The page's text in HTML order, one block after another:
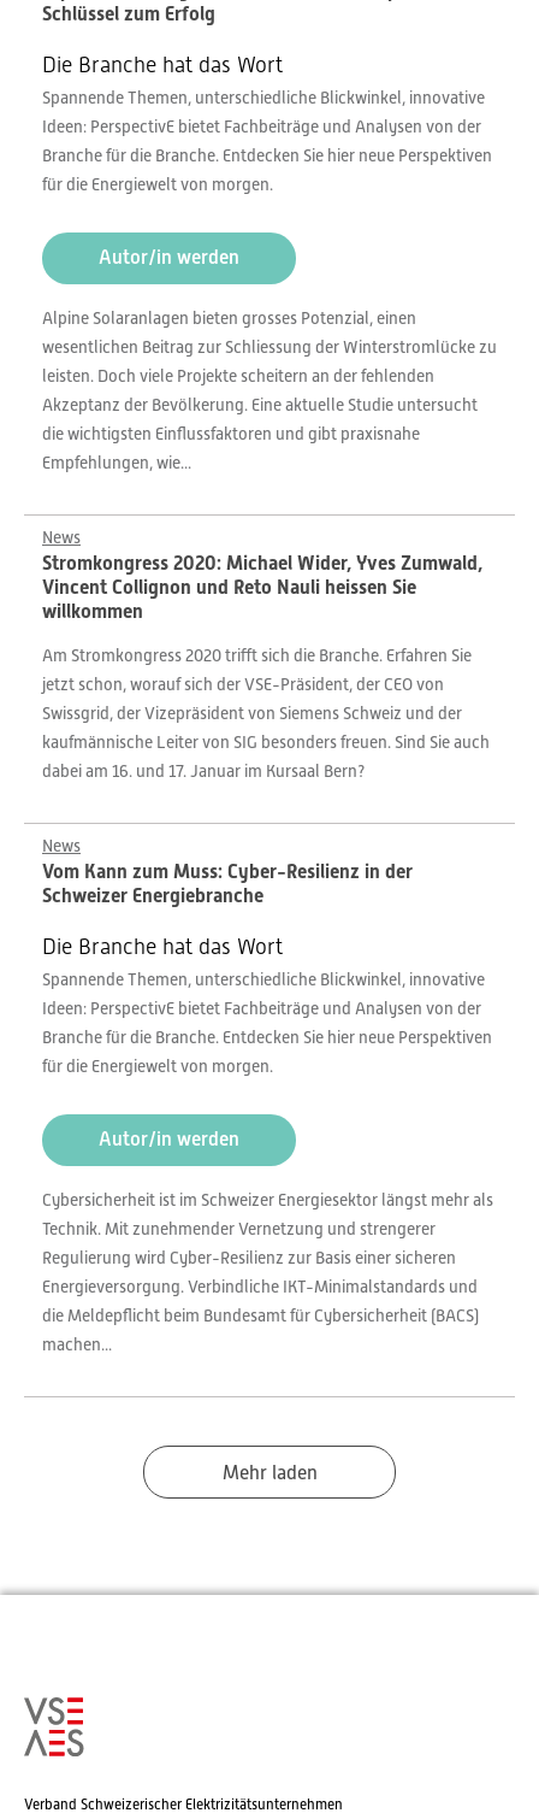
Schlüssel zum Erfolg
Die Branche hat das Wort
Spannende Themen, unterschiedliche Blickwinkel, innovative
Ideen: PerspectivE bietet Fachbeiträge und Analysen von der
Branche für die Branche. Entdecken Sie hier neue Perspektiven
für die Energiewelt von morgen.
Autor/in werden
Alpine Solaranlagen bieten grosses Potenzial, einen
wesentlichen Beitrag zur Schliessung der Winterstromlücke zu
leisten. Doch viele Projekte scheitern an der fehlenden
Akzeptanz der Bevölkerung. Eine aktuelle Studie untersucht
die wichtigsten Einflussfaktoren und gibt praxisnahe
Empfehlungen, wie...
News
Stromkongress 2020: Michael Wider, Yves Zumwald,
Vincent Collignon und Reto Nauli heissen Sie
willkommen
Am Stromkongress 2020 trifft sich die Branche. Erfahren Sie
jetzt schon, worauf sich der VSE-Präsident, der CEO von
Swissgrid, der Vizepräsident von Siemens Schweiz und der
kaufmännische Leiter von SIG besonders freuen. Sind Sie auch
dabei am 16. und 17. Januar im Kursaal Bern?
News
Vom Kann zum Muss: Cyber-Resilienz in der
Schweizer Energiebranche
Die Branche hat das Wort
Spannende Themen, unterschiedliche Blickwinkel, innovative
Ideen: PerspectivE bietet Fachbeiträge und Analysen von der
Branche für die Branche. Entdecken Sie hier neue Perspektiven
für die Energiewelt von morgen.
Autor/in werden
Cybersicherheit ist im Schweizer Energiesektor längst mehr als
Technik. Mit zunehmender Vernetzung und strengerer
Regulierung wird Cyber-Resilienz zur Basis einer sicheren
Energieversorgung. Verbindliche IKT-Minimalstandards und
die Meldepflicht beim Bundesamt für Cybersicherheit (BACS)
machen...
Mehr laden
Verband Schweizerischer Elektrizitätsunternehmen